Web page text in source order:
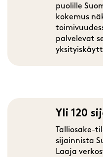
puolille
kokemus
palvelevat
Yli 120
Talliosake-
sijainnista
Laaja